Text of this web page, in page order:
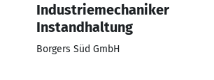
Industriemechaniker
Instandhaltung
Borgers Süd GmbH